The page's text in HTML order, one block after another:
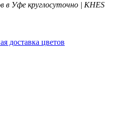
в Уфе круглосуточно | KHES